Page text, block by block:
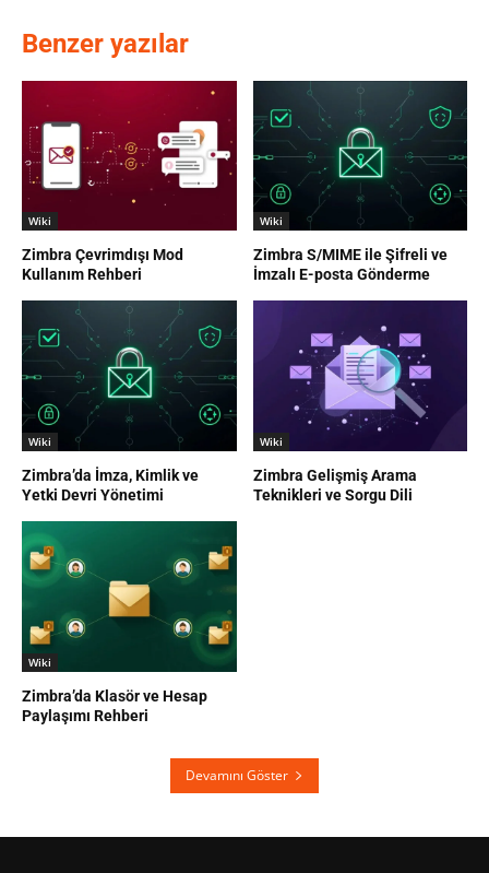
Benzer yazılar
Wiki
Zimbra Çevrimdışı Mod
Kullanım Rehberi
Wiki
Zimbra S/MIME ile Şifreli ve
İmzalı E-posta Gönderme
Wiki
Zimbra’da İmza, Kimlik ve
Yetki Devri Yönetimi
Wiki
Zimbra Gelişmiş Arama
Teknikleri ve Sorgu Dili
Wiki
Zimbra’da Klasör ve Hesap
Paylaşımı Rehberi
Devamını Göster